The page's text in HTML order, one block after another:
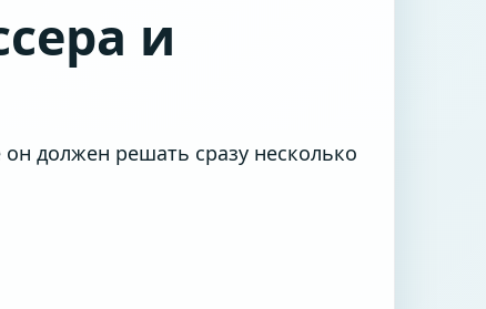
и
должен решать сразу несколько